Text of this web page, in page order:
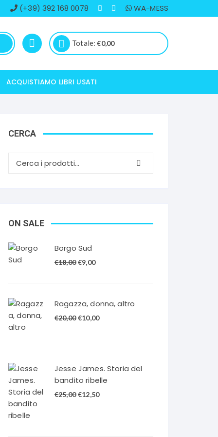
(+39) 392 168 0078 WA-MESS
Totale:€0,00
ACQUISTIAMO LIBRI USATI
CERCA
ON SALE
Borgo Sud
€18,00 Il
€18,00.
€9,00Il
€9,00.
Ragazza, donna, altro
€20,00 Il
€20,00.
€10,00Il
€10,00.
Jesse James. Storia del
bandito ribelle
€25,00 Il
€12,50Il